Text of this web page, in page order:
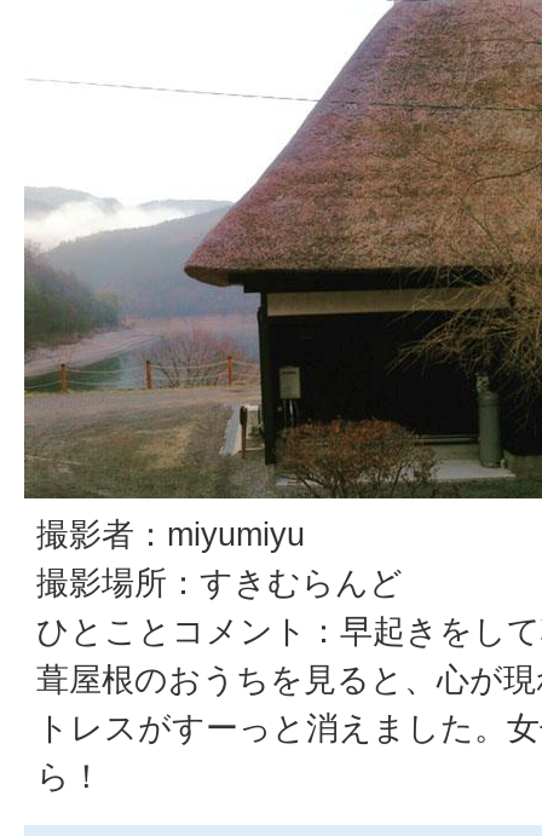
撮影者：miyumiyu
撮影場所：すきむらんど
ひとことコメント：早起きをし
葺屋根のおうちを見ると、心が
トレスがすーっと消えました。
ら！